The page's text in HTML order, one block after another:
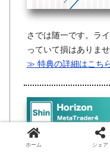
さでは随一です。ラ
っていて損はありませ
≫ 特典の詳細はこち
ホーム シェア